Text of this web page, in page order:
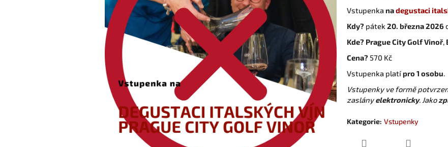
Vstupenka nadegustaci
Kdy? pátek 20. března 2026
Kde? Prague City Golf Vinoř,
Cena? 570 Kč
Vstupenka platípro 1 osobu.
Vstupenky ve formě
zaslányelektronicky. Jako
Kategorie: Vstupenky